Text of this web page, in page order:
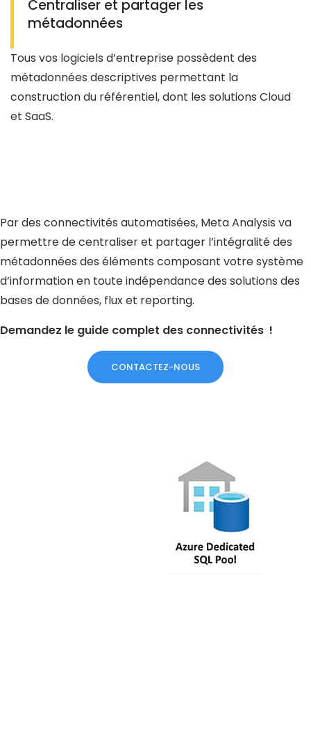
Centraliser et partager les
métadonnées
Tous vos logiciels d’entreprise possèdent des
métadonnées descriptives permettant la
construction du référentiel, dont les solutions Cloud
et SaaS.
Par des connectivités automatisées, Meta Analysis va
permettre de centraliser et partager l’intégralité des
métadonnées des éléments composant votre système
d’information en toute indépendance des solutions des
bases de données, flux et reporting.
Demandez le guide complet des connectivités !
CONTACTEZ-NOUS